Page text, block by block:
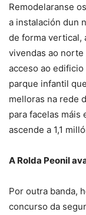
Remodelaranse
a instalación dun
de forma vertical,
vivendas ao norte
acceso ao
parque infantil
melloras na rede
para facelas
ascende a 1,1
A Rolda Peonil
Por outra banda,
concurso da